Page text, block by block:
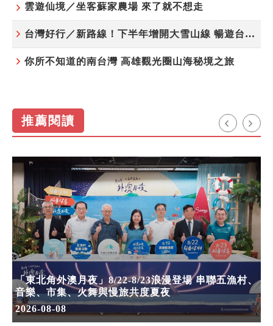
雲遊仙境／坐客蘇家農場 來了就不想走
台灣好行／新路線！下半年增開大雪山線 暢遊台中更便利
你所不知道的南台灣 高雄觀光圈山海秘境之旅
推薦閱讀
「東北角外澳月夜」8/22-8/23浪漫登場 串聯五漁村、
音樂、市集、火舞與慢旅共度夏夜
2026-08-08